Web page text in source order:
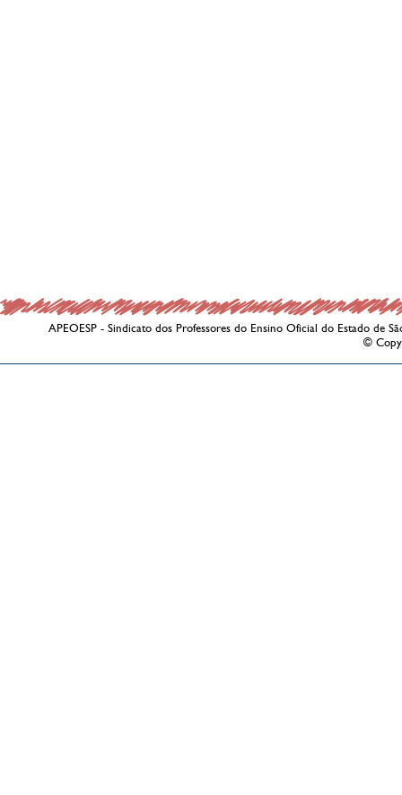
APEOESP - Sindicato dos Professores do Ensino Oficial do Estado de
©